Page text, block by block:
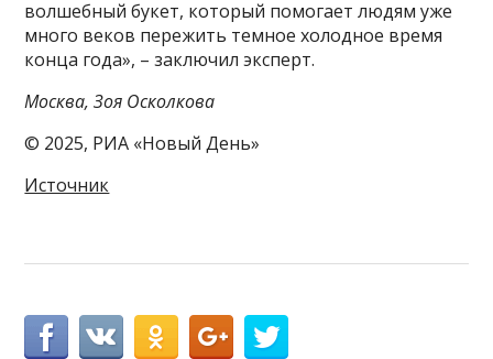
волшебный букет, который помогает людям уже
много веков пережить темное холодное время
конца года», – заключил эксперт.
Москва, Зоя Осколкова
© 2025, РИА «Новый День»
Источник